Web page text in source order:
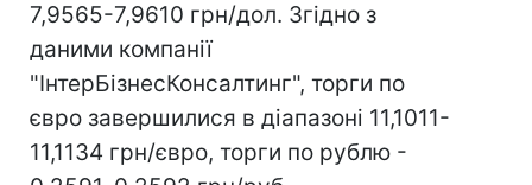
7,9565-7,9610 грн/дол. Згідно з
даними компанії
"ІнтерБізнесКонсалтинг", торги по
євро завершилися в діапазоні 11,1011-
11,1134 грн/євро, торги по рублю -